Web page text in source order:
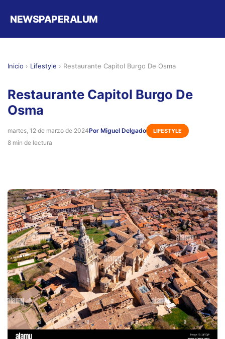
NEWSPAPERALUM
Inicio › Lifestyle › Restaurante Capitol Burgo De Osma
Restaurante Capitol Burgo De
Osma
martes, 12 de marzo de 2024Por Miguel Delgado LIFESTYLE
8 min de lectura